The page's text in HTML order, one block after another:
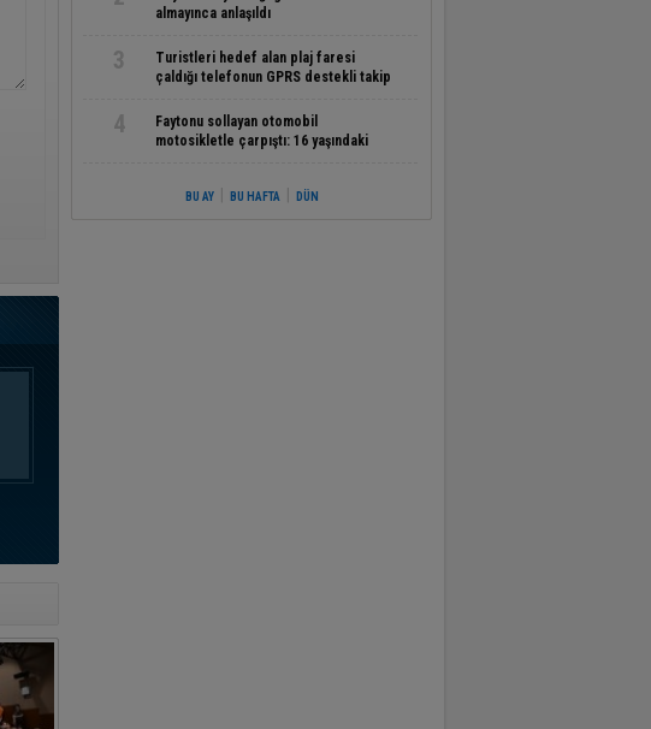
almayınca anlaşıldı
3
Turistleri hedef alan plaj faresi
çaldığı telefonun GPRS destekli takip
4
Faytonu sollayan otomobil
motosikletle çarpıştı: 16 yaşındaki
BU AY BU HAFTA DÜN